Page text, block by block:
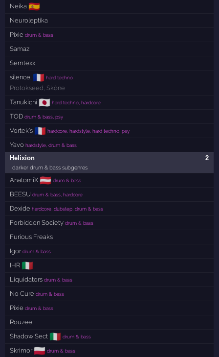
Neika 🇪🇸
Neuroleptika
Pixie drum & bass
Samaz
Semtexx
silence. 🇫🇷 hard techno
Protokseed ,Sköne
Tanukichi 🇯🇵 hard techno, hardcore
TOD drum & bass, psy
Vortek's 🇫🇷 hardcore, hardstyle, hard techno, psy
Yavo hardstyle, drum & bass
2
Helixion
darker drum & bass subgenres
AnatomiX 🇦🇹 drum & bass
BEESU drum & bass, hardcore
Dexide hardcore, dubstep, drum & bass
Forbidden Society drum & bass
Furious Freaks
Igor drum & bass
IHR 🇮🇹
Liquidators drum & bass
No Cure drum & bass
Pixie drum & bass
Rouzee
Shadow Sect 🇮🇹 drum & bass
Skrimor 🇵🇱 drum & bass